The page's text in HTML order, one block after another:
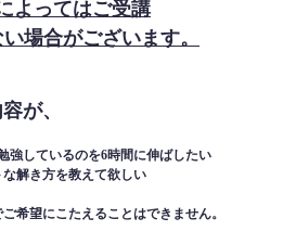
よってはご受講
場合がございます。
が、
強しているのを6時間に伸ばしたい
な解き方を教えて欲しい
希望にこたえることはできません。